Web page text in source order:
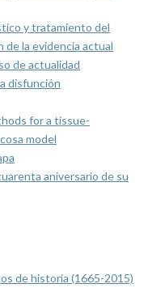
y tratamiento del
la evidencia actual
de actualidad
disfunción
for a tissue-
model
aniversario de su
de historia (1665-2015)